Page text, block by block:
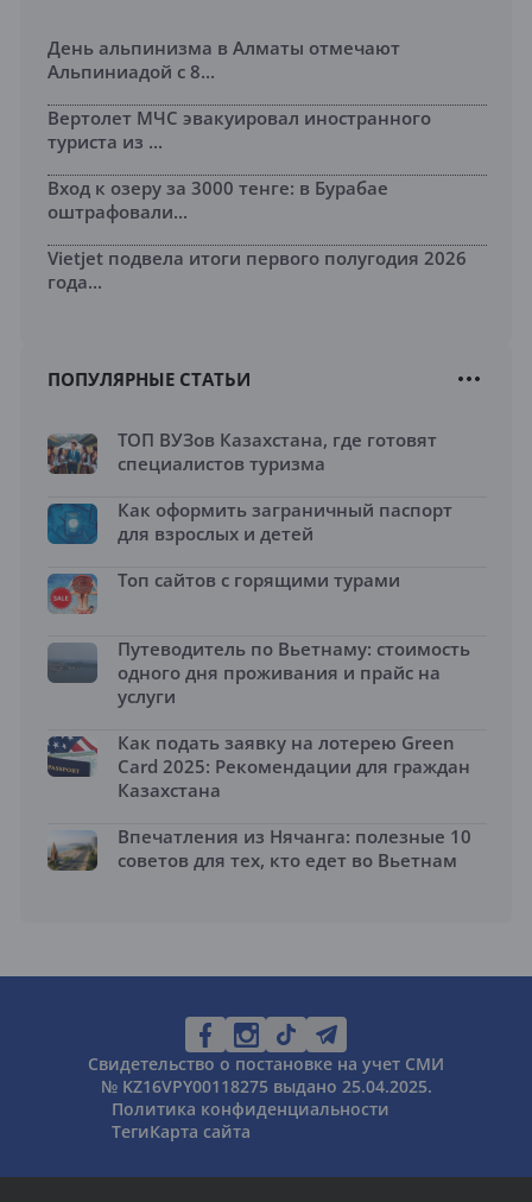
День альпинизма в Алматы отмечают
Альпиниадой с 8...
Вертолет МЧС эвакуировал иностранного
туриста из ...
Вход к озеру за 3000 тенге: в Бурабае
оштрафовали...
Vietjet подвела итоги первого полугодия 2026
года...
ПОПУЛЯРНЫЕ СТАТЬИ
ТОП ВУЗов Казахстана, где готовят
специалистов туризма
Как оформить заграничный паспорт
для взрослых и детей
Топ сайтов с горящими турами
Путеводитель по Вьетнаму: стоимость
одного дня проживания и прайс на
услуги
Как подать заявку на лотерею Green
Card 2025: Рекомендации для граждан
Казахстана
Впечатления из Нячанга: полезные 10
советов для тех, кто едет во Вьетнам
Свидетельство о постановке на учет СМИ
№ KZ16VPY00118275 выдано 25.04.2025.
Политика конфиденциальности
ТегиКарта сайта